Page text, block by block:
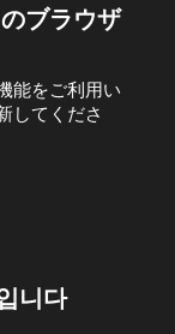
ブラウザ
能をご利用い
してくださ
니다